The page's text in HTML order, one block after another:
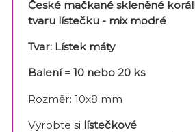
České mačkané skleněné
tvarulístečku - mix modré
Tvar: Lístek máty
Balení = 10 nebo 20 ks
Rozměr: 10x8 mm
Vyrobte si lístečkové